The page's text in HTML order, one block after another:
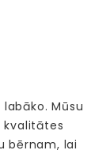
Mūsu
kvalitātes
bērnam, lai